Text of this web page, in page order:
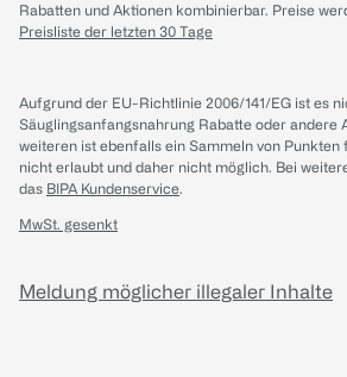
Rabatten und Aktionen kombinierbar. Preise
Preisliste der letzten 30 Tage
Aufgrund der EU-Richtlinie 2006/141/EG ist es
Säuglingsanfangsnahrung Rabatte oder andere
weiteren ist ebenfalls ein Sammeln von
nicht erlaubt und daher nicht möglich. Bei
das BIPA Kundenservice.
MwSt. gesenkt
Meldung möglicher illegaler Inhalte